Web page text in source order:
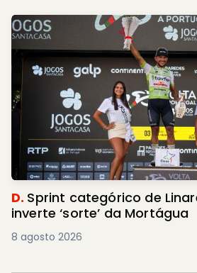
D. Sprint categórico de
inverte ‘sorte’ da Mortágua
8 agosto 2026